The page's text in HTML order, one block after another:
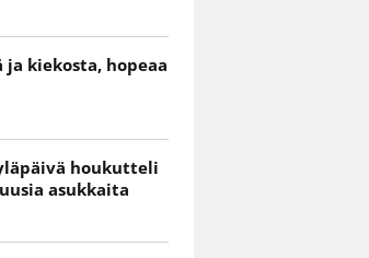
kiekosta, hopeaa
houkutteli
asukkaita